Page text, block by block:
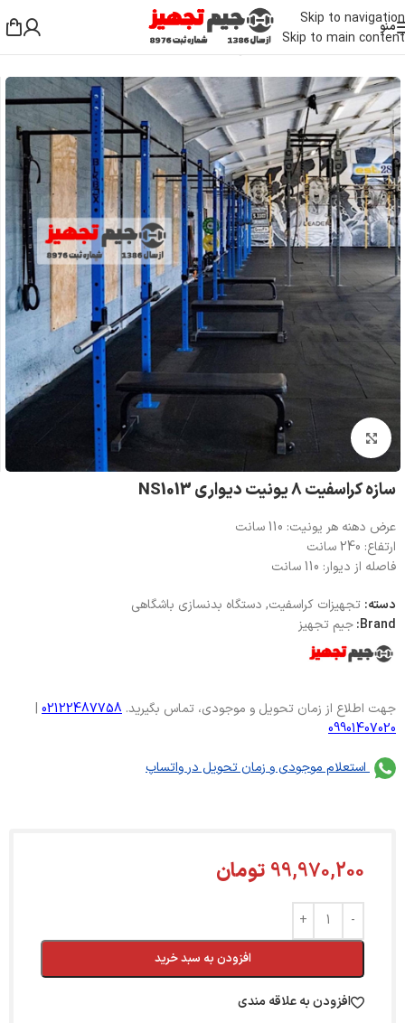
Skip to navigation
Skip to main content
منو
دستگاه بدنسازی باشگاهی/تجهیزات کراسفیت
بزرگنمایی تصویر
سازه کراسفیت 8 یونیت دیواری NS1013
عرض دهنه هر یونیت: 110 سانت
ارتفاع: 240 سانت
فاصله از دیوار: 110 سانت
دسته: تجهیزات کراسفیت, دستگاه بدنسازی باشگاهی
Brand: جیم تجهیز
جهت اطلاع از زمان تحویل و موجودی، تماس بگیرید. 02122487758
|
09901407020
استعلام موجودی و زمان تحویل در واتساپ
99,970,200 تومان
افزودن به سبد خرید
افزودن به علاقه مندی